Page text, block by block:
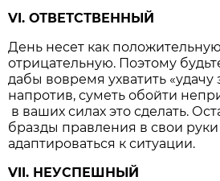
VI. ОТВЕТСТВЕННЫЙ
День несет как
отрицательную. Поэтому
дабы вовремя ухватить «удачу
напротив, суметь обойти
в ваших силах это сделать.
бразды правления в свои
адаптироваться к ситуации.
VII. НЕУСПЕШНЫЙ